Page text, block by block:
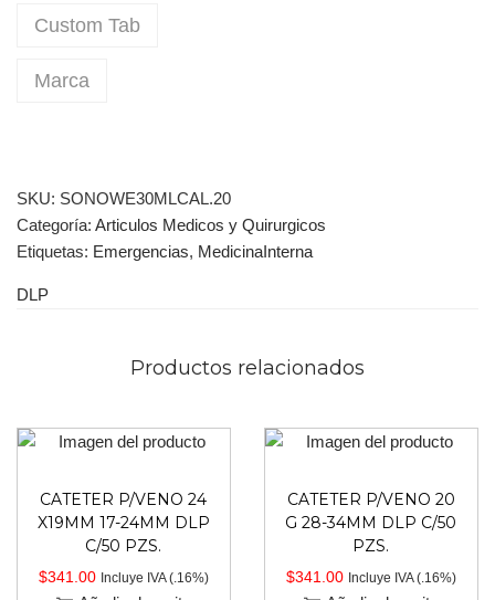
Custom Tab
Marca
SKU: SONOWE30MLCAL.20
Categoría: Articulos Medicos y Quirurgicos
Etiquetas: Emergencias, MedicinaInterna
DLP
Productos relacionados
CATETER P/VENO 24
X19MM 17-24MM DLP
C/50 PZS.
$341.00 Incluye IVA (.16%)
CATETER P/VENO 20
G 28-34MM DLP C/50
PZS.
$341.00 Incluye IVA (.16%)